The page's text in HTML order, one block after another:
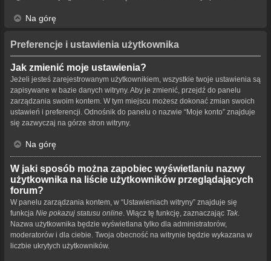
Na górę
Preferencje i ustawienia użytkownika
Jak zmienić moje ustawienia?
Jeżeli jesteś zarejestrowanym użytkownikiem, wszystkie twoje ustawienia są
zapisywane w bazie danych witryny. Aby je zmienić, przejdź do panelu
zarządzania swoim kontem. W tym miejscu możesz dokonać zmian swoich
ustawień i preferencji. Odnośnik do panelu o nazwie “Moje konto” znajduje
się zazwyczaj na górze stron witryny.
Na górę
W jaki sposób można zapobiec wyświetlaniu nazwy
użytkownika na liście użytkowników przeglądających
forum?
W panelu zarządzania kontem, w “Ustawieniach witryny” znajduje się
funkcja Nie pokazuj statusu online . Włącz tę funkcję, zaznaczając Tak
Nazwa użytkownika będzie wyświetlana tylko dla administratorów,
moderatorów i dla ciebie. Twoja obecność na witrynie będzie wykazana w
liczbie ukrytych użytkowników.